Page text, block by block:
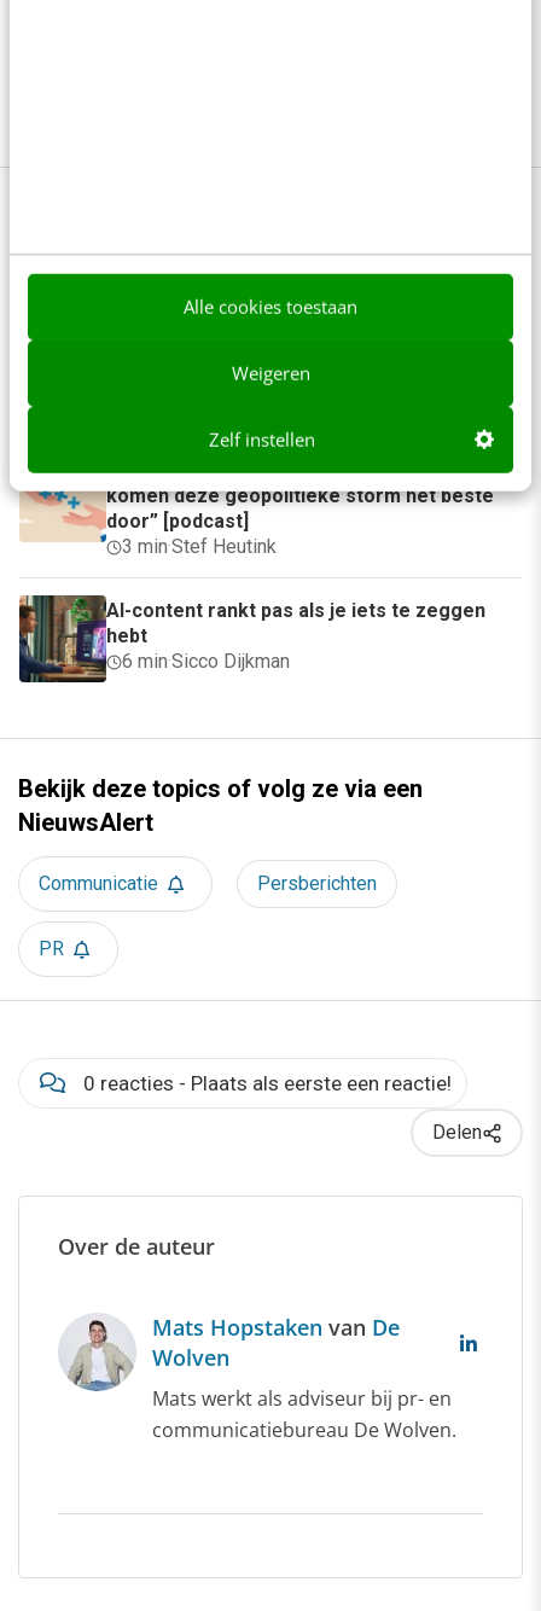
Alle cookies toestaan
Weigeren
Zelf instellen
Anderen lezen ook
contentbibliotheek [5 stappen]
“Bedrijven die stevig staan in hun waarden
komen deze geopolitieke storm het beste
door” [podcast]
3 min·Stef Heutink
AI-content rankt pas als je iets te zeggen
hebt
6 min·Sicco Dijkman
Bekijk deze topics of volg ze via een
NieuwsAlert
Communicatie Persberichten
PR
0 reacties - Plaats als eerste een reactie!
Delen
Over de auteur
Mats Hopstaken van De
Wolven
Mats werkt als adviseur bij pr- en
communicatiebureau De Wolven.